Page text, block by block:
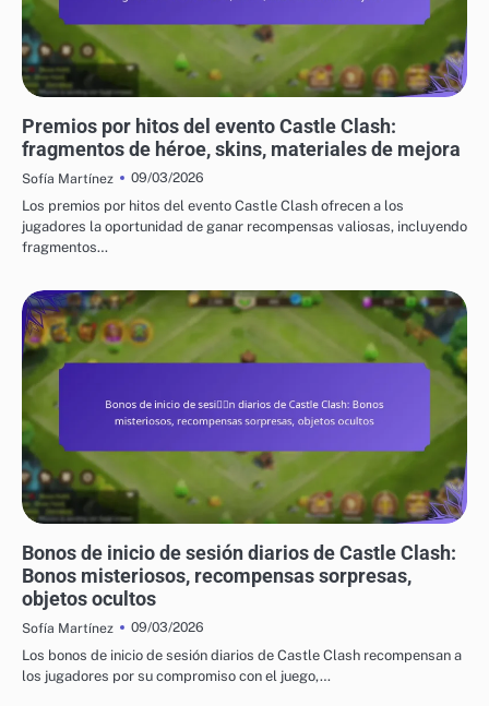
Premios por hitos del evento Castle Clash:
fragmentos de héroe, skins, materiales de mejora
Sofía Martínez
09/03/2026
Los premios por hitos del evento Castle Clash ofrecen a los
jugadores la oportunidad de ganar recompensas valiosas, incluyendo
fragmentos…
Bonos de inicio de sesión diarios de Castle Clash:
Bonos misteriosos, recompensas sorpresas,
objetos ocultos
Sofía Martínez
09/03/2026
Los bonos de inicio de sesión diarios de Castle Clash recompensan a
los jugadores por su compromiso con el juego,…